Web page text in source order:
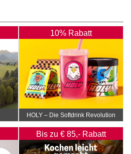
10% Rabatt
HOLY – Die Softdrink Revolution
Bis zu € 85,- Rabatt